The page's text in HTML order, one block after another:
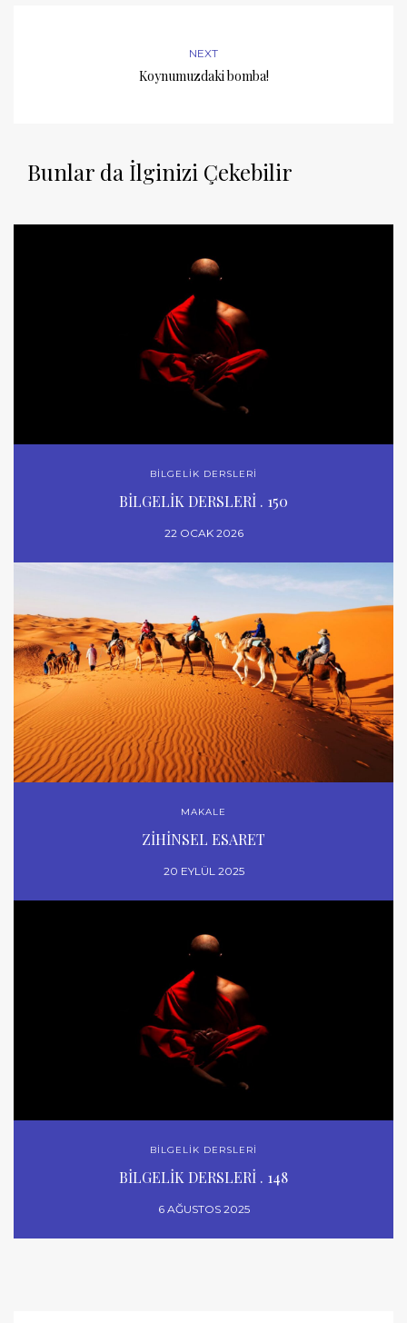
NEXT
Koynumuzdaki bomba!
Bunlar da İlginizi Çekebilir
BİLGELİK DERSLERİ
BİLGELİK DERSLERİ . 150
22 OCAK 2026
MAKALE
ZİHİNSEL ESARET
20 EYLÜL 2025
BİLGELİK DERSLERİ
BİLGELİK DERSLERİ . 148
6 AĞUSTOS 2025